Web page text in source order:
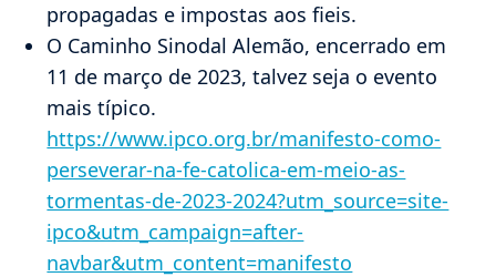
propagadas e impostas aos fieis.
O Caminho Sinodal Alemão, encerrado em
11 de março de 2023, talvez seja o evento
mais típico.
https://www.ipco.org.br/manifesto-como-
perseverar-na-fe-catolica-em-meio-as-
tormentas-de-2023-2024?utm_source=site-
ipco&utm_campaign=after-
navbar&utm_content=manifesto